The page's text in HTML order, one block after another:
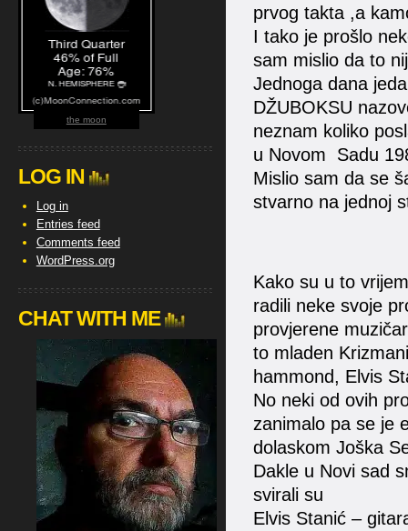
prvog takta ,a
I tako je prošlo
sam mislio da to
Jednoga dana
DŽUBOKSU
neznam koliko
u Novom Sadu
Mislio sam da se
stvarno na jednoj
Kako su u to
radili neke svoje
provjerene
to mladen
hammond, Elvis
No neki od ovih
zanimalo pa se je
dolaskom Joška
Dakle u Novi sad
svirali su
Elvis Stanić –
the moon
LOG IN
Log in
Entries feed
Comments feed
WordPress.org
CHAT WITH ME